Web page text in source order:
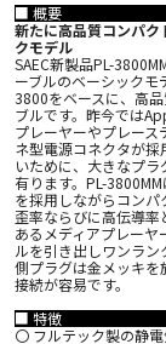
■ 概要
新たに高品質コンパク
クモデル
SAEC新製品PL-
ーブルのベーシック
3800をベースに、高
ブルです。昨今では
プレーヤーやプレー
ネ型電源コネクタが
いために、大きなプ
有ります。PL-
を採用しながらコン
歪率ならびに高伝導率
あるメディアプレー
ルを引き出しワンラ
側プラグは金メッキを
接続が容易です。
■ 特徴
〇 フルテック製の静